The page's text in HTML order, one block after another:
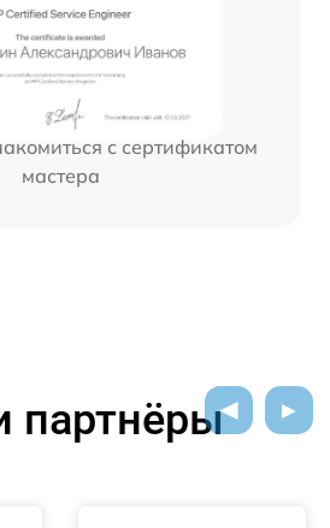
с сертификатом
мастера
партнёры